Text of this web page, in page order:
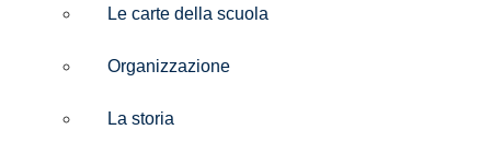
Le carte della scuola
Organizzazione
La storia